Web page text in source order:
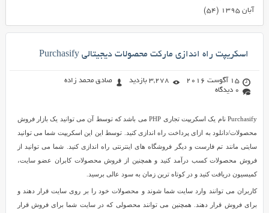
آبان ۱۳۹۵
(۵۴)
اسکریپت راه اندازی مارکت محصولات دیجیتالی Purchasify
15 آگوست 2016 3,278 بازدید
صادق محمد زاده
0 دیدگاه
Purchasify نام یک اسکریپت تجاری PHP می باشد که توسط آن می توانید یک بازار فروش
محصولات/دانلود به ازای پرداخت راه اندازی کنید. توسط این این اسکریپت شما می توانید
سایتی مانند تم فارست و دیگر فروشگاه های اینترنتی راه اندازی کنید. شما می توانید از
فروش محصولات کسب درآمد کنید و همچنین از فروش محصولات کابران عضو سایت،
کمیسیون دریافت کنید و در کوتاه ترین زمان به سود عالی برسید.
کاربران می توانند وارد سایت شما شوند و محصولات خود را بر روی سایت قرار دهند و
برای فروش قرار دهند. همچنین می توانند محصولی که در سایت شما برای فروش قرار